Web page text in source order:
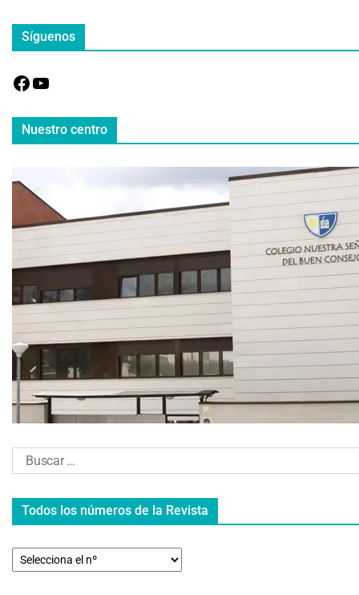
Síguenos
Nuestro centro
Todos los números de la Revista